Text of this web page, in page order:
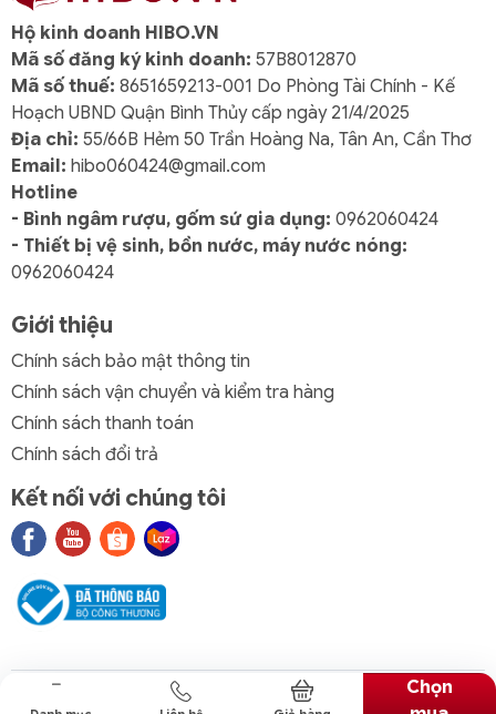
Chọn
Hộ kinh doanh HIBO.VN
Mã số đăng ký kinh doanh: 57B8012870
Mã số thuế: 8651659213-001 Do Phòng Tài Chính - Kế
Hoạch UBND Quận Bình Thủy cấp ngày 21/4/2025
Địa chỉ: 55/66B Hẻm 50 Trần Hoàng Na, Tân An, Cần Thơ
Email: hibo060424@gmail.com
Hotline
- Bình ngâm rượu, gốm sứ gia dụng: 0962060424
- Thiết bị vệ sinh, bồn nước, máy nước nóng:
0962060424
Giới thiệu
Chính sách bảo mật thông tin
Chính sách vận chuyển và kiểm tra hàng
Chính sách thanh toán
Chính sách đổi trả
Kết nối với chúng tôi